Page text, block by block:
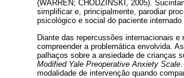
(WARREN; CHODZINSKI, 2005).
simplificar e, principalmente, parodiar
psicológico e social do paciente
Diante das repercussões internacionais
compreender a problemática envolvida.
palhaços sobre a ansiedade de crianças
Modified Yale Preoperative Anxiety Scale
modalidade de intervenção quando